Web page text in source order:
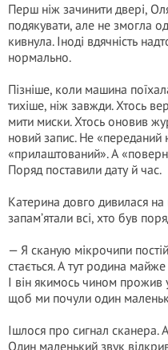
Перш ніж зачинити двері,
подякувати, але не змогла
кивнула. Іноді вдячність
нормально.
Пізніше, коли машина
тихіше, ніж завжди. Хтось
мити миски. Хтось оновив
новий запис. Не
«прилаштований». А
Поряд поставили дату й час.
Катерина довго дивилася
запам’ятали всі, хто був
— Я сканую мікрочипи
стається. А тут родина
І він якимось чином прожив
щоб ми почули один
Ішлося про сигнал сканера.
Один маленький звук